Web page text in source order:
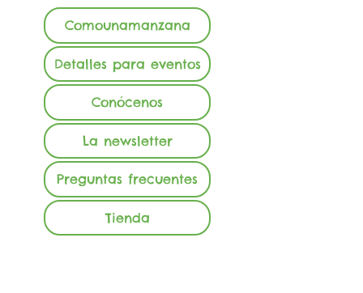
Comounamanzana
Detalles para eventos
Conócenos
La newsletter
Preguntas frecuentes
Tienda